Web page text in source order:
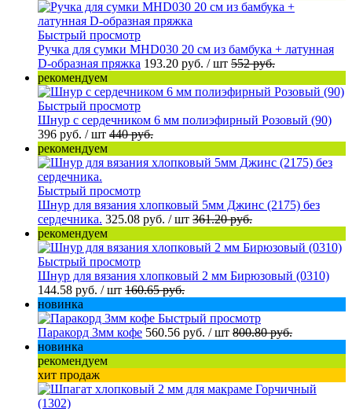
Быстрый просмотр
Ручка для сумки MHD030 20 см из бамбука + латунная
D-образная пряжка 193.20 руб. / шт 552 руб.
рекомендуем
Быстрый просмотр
Шнур с сердечником 6 мм полиэфирный Розовый (90)
396 руб. / шт 440 руб.
рекомендуем
Быстрый просмотр
Шнур для вязания хлопковый 5мм Джинс (2175) без
сердечника. 325.08 руб. / шт 361.20 руб.
рекомендуем
Быстрый просмотр
Шнур для вязания хлопковый 2 мм Бирюзовый (0310)
144.58 руб. / шт 160.65 руб.
новинка
Быстрый просмотр
Паракорд 3мм кофе 560.56 руб. / шт 800.80 руб.
новинка
рекомендуем
хит продаж